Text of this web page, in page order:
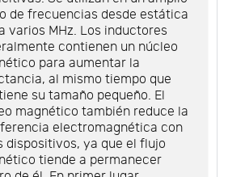
de frecuencias desde estática
varios MHz. Los inductores
contienen un núcleo
para aumentar la
al mismo tiempo que
su tamaño pequeño. El
magnético también reduce la
electromagnética con
dispositivos, ya que el flujo
tiende a permanecer